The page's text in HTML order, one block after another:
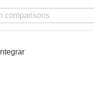
Integrar